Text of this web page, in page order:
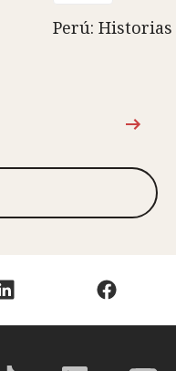
Perú: Historias